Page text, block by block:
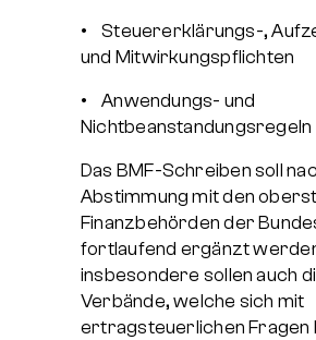
• Steuererklärungs-,
und Mitwirkungspflichten
• Anwendungs- und
Nichtbeanstandungsregeln
Das BMF-Schreiben soll
Abstimmung mit den
Finanzbehörden der
fortlaufend ergänzt
insbesondere sollen auch
Verbände, welche sich mit
ertragsteuerlichen Fragen